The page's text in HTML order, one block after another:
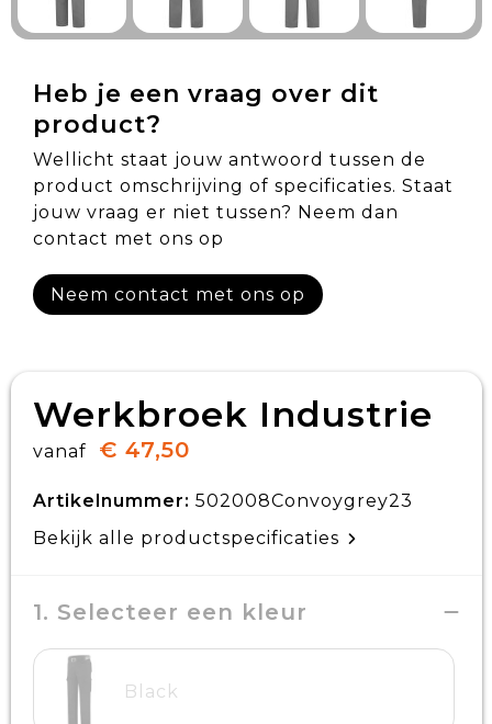
Heb je een vraag over dit
product?
Wellicht staat jouw antwoord tussen de
product omschrijving of specificaties. Staat
jouw vraag er niet tussen? Neem dan
contact met ons op
Neem contact met ons op
Werkbroek Industrie
vanaf € 47,50
Artikelnummer: 502008Convoygrey23
Bekijk alle productspecificaties
1. Selecteer een kleur
Black